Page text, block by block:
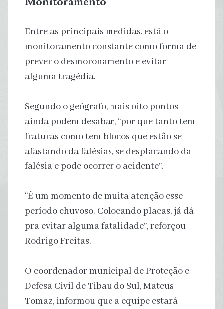
Entre as principais medidas, está o
monitoramento constante como forma de
prever o desmoronamento e evitar
alguma tragédia.
Segundo o geógrafo, mais oito pontos
ainda podem desabar, “por que tanto tem
fraturas como tem blocos que estão se
afastando da falésias, se desplacando da
falésia e pode ocorrer o acidente”.
“É um momento de muita atenção esse
período chuvoso. Colocando placas, já dá
pra evitar alguma fatalidade”, reforçou
Rodrigo Freitas.
O coordenador municipal de Proteção e
Defesa Civil de Tibau do Sul, Mateus
Tomaz, informou que a equipe estará